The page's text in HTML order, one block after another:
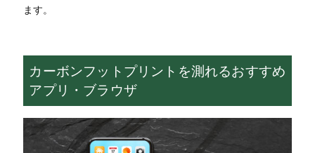
ます。
カーボンフットプリントを測れるおすすめ
アプリ・ブラウザ